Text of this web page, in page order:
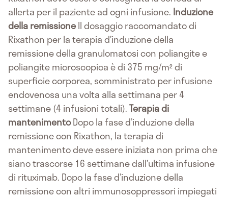
allerta per il paziente ad ogni infusione. Induzione
della remissioneIl dosaggio raccomandato di
Rixathon per la terapia d’induzione della
remissione della granulomatosi con poliangite e
poliangite microscopica è di 375 mg/m² di
superficie corporea, somministrato per infusione
endovenosa una volta alla settimana per 4
settimane (4 infusioni totali).Terapia di
mantenimentoDopo la fase d’induzione della
remissione con Rixathon, la terapia di
mantenimento deve essere iniziata non prima che
siano trascorse 16 settimane dall’ultima infusione
di rituximab. Dopo la fase d’induzione della
remissione con altri immunosoppressori impiegati